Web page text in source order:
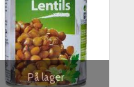
På lager